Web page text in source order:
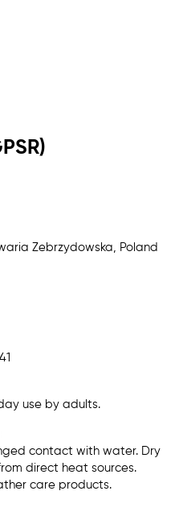
Zebrzydowska, Poland
use by adults.
contact with water. Dry
direct heat sources.
care products.